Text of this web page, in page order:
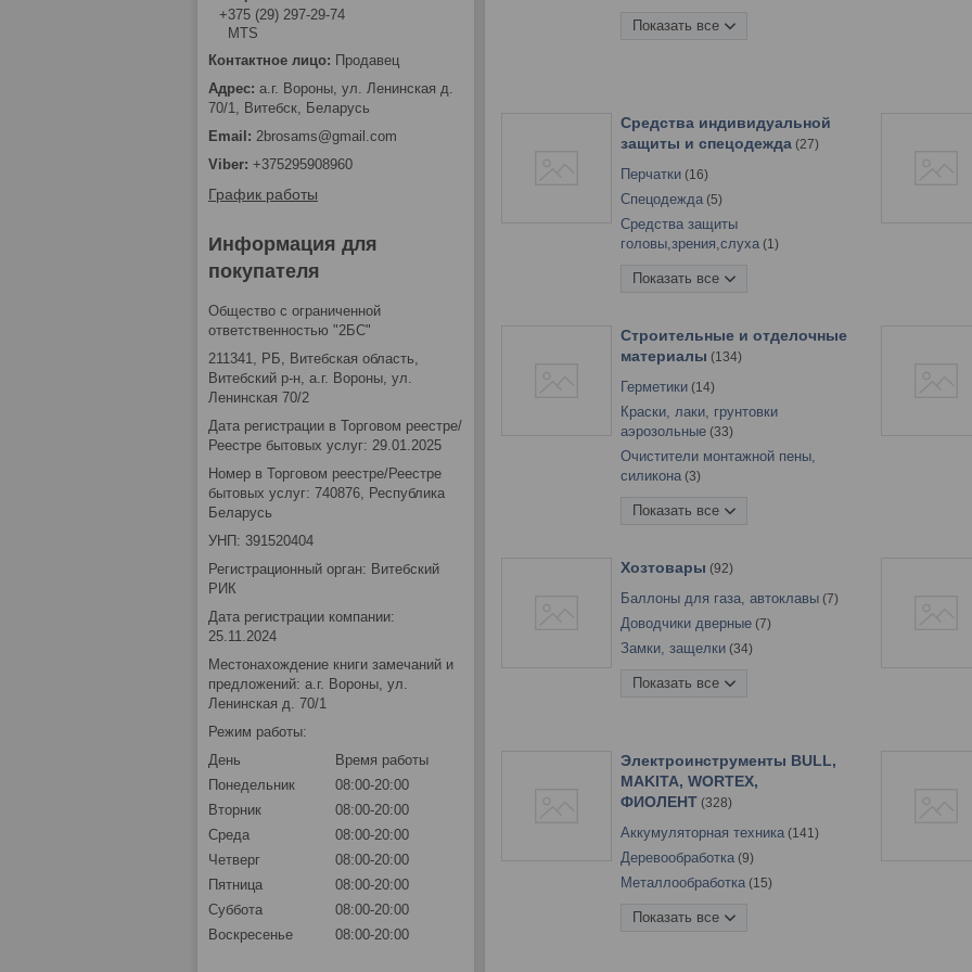
Сантехника чистовая
Показать все
Средства индивидуальной
защиты и спецодежда 27
Перчатки 16
Спецодежда 5
Средства защиты
головы,зрения,слуха 1
Средства защиты органов
дыхания
током 2
Показать все
Строительные и отделочные
материалы
134
Герметики 14
Краски, лаки, грунтовки
аэрозольные 33
Очистители монтажной пены,
силикона 3
Пена монтажная
Сетка 6
Уплотнитель 34
Показать все
Хозтовары 92
Баллоны для газа, автоклавы 7
Доводчики дверные 7
Замки, защелки 34
Изолента, скотч, ленты
Стрейчпленка 1
Термометры, метеостанции
Показать все
Электроинструменты BULL,
MAKITA, WORTEX,
ФИОЛЕНТ 328
Аккумуляторная техника 141
Деревообработка 9
Металлообработка 15
Обработка бетона
Показать все
+375 (29) 297-29-74
MTS
Продавец
а.г. Вороны, ул. Ленинская д.
70/1, Витебск, Беларусь
2brosams@gmail.com
+375295908960
График работы
Информация для
покупателя
Общество с ограниченной
ответственностью "2БС"
211341, РБ, Витебская область,
Витебский р-н, а.г. Вороны, ул.
Ленинская 70/2
Дата регистрации в Торговом реестре/
Реестре бытовых услуг: 29.01.2025
Номер в Торговом реестре/Реестре
бытовых услуг: 740876, Республика
Беларусь
УНП: 391520404
Регистрационный орган: Витебский
РИК
Дата регистрации компании:
25.11.2024
Местонахождение книги замечаний и
предложений: а.г. Вороны, ул.
Ленинская д. 70/1
Режим работы:
День
Время работы
Понедельник
08:00-20:00
Вторник
08:00-20:00
Среда
08:00-20:00
Четверг
08:00-20:00
Пятница
08:00-20:00
Суббота
08:00-20:00
Воскресенье
08:00-20:00